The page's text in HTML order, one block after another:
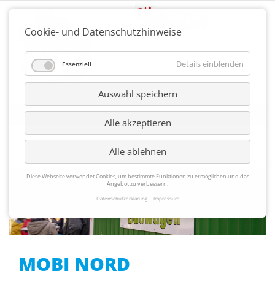
MOBI NORD
Cookie- und Datenschutzhinweise
Essenziell Details einblenden
Auswahl speichern
Alle akzeptieren
Alle ablehnen
Diese Webseite verwendet Cookies, um bestimmte Funktionen zu ermöglichen und das
Angebot zu verbessern.
Datenschutzerklärung Impressum